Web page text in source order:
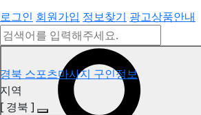
로그인 회원가입 정보찾기 광고상품안내
경북 스포츠마사지 구인정보
지역
[ 경북 ]